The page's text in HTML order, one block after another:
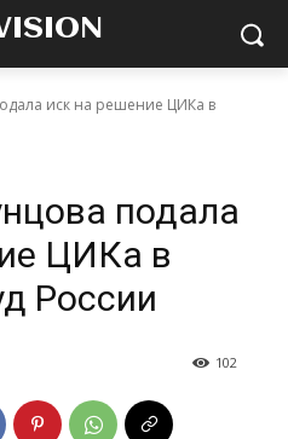
иск на решение ЦИКа в
подала
ЦИКа в
России
102